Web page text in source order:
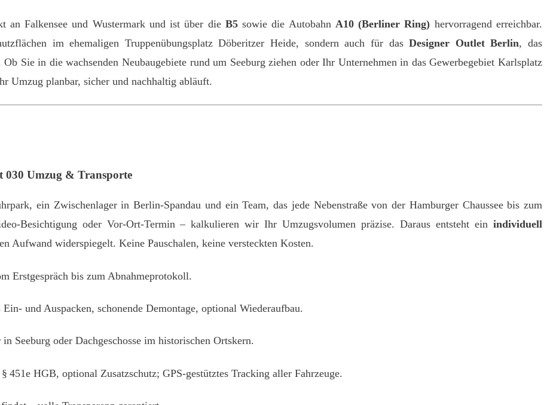
Falkensee und Wustermark und ist über die B5sowie die Autobahn A10 (Berliner Ring) hervorragend erreichbar.
im ehemaligen Truppenübungsplatz Döberitzer Heide, sondern auch für dasDesigner Outlet Berlin, das
Sie in die wachsenden Neubaugebiete rund um Seeburg ziehen oder Ihr Unternehmen in das Gewerbegebiet Karlsplatz
Umzug planbar, sicher und nachhaltig abläuft.
030 Umzug & Transporte
ein Zwischenlager in Berlin‑Spandau und ein Team, das jede Nebenstraße von der Hamburger Chaussee bis zum
oder Vor‑Ort‑Termin – kalkulieren wir Ihr Umzugsvolumen präzise. Daraus entsteht ein individuell
Aufwand widerspiegelt. Keine Pauschalen, keine versteckten Kosten.
Erstgespräch bis zum Abnahmeprotokoll.
und Auspacken, schonende Demontage, optional Wiederaufbau.
Seeburg oder Dachgeschosse im historischen Ortskern.
451e HGB, optional Zusatzschutz; GPS‑gestütztes Tracking aller Fahrzeuge.